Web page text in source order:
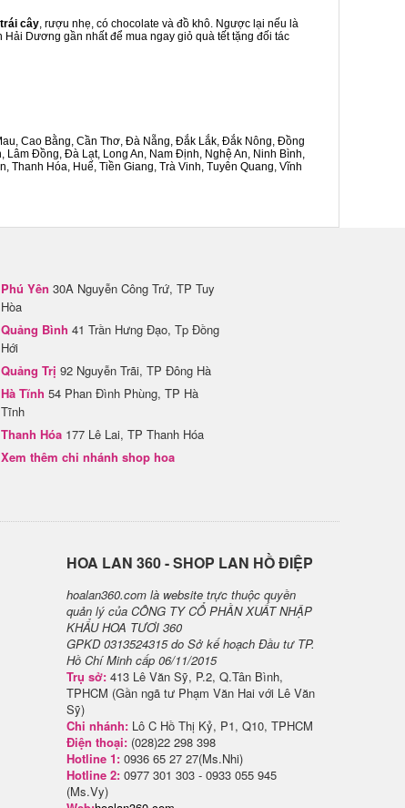
cây, rượu nhẹ, có chocolate và đồ khô. Ngược lại nếu là
Dương gần nhất để mua ngay giỏ quà tết tặng đối tác
Cao Bằng, Cần Thơ, Đà Nẵng, Đắk Lắk, Đắk Nông, Đồng
Lâm Đồng, Đà Lạt, Long An, Nam Định, Nghệ An, Ninh Bình,
Thanh Hóa, Huế, Tiền Giang, Trà Vinh, Tuyên Quang, Vĩnh
Phú Yên 30A Nguyễn Công Trứ, TP Tuy
Hòa
Quảng Bình 41 Trần Hưng Đạo, Tp Đồng
Hới
Quảng Trị 92 Nguyễn Trãi, TP Đông Hà
Hà Tĩnh 54 Phan Đình Phùng, TP Hà
Tĩnh
Thanh Hóa 177 Lê Lai, TP Thanh Hóa
Xem thêm chi nhánh shop hoa
H​OA LAN 360 - SHOP LAN HỒ ĐIỆP
hoalan360.com là website trực thuộc quyền
quản lý của CÔNG TY CỔ PHẦN XUẤT NHẬP
KHẨU HOA TƯƠI 360
GPKD 0313524315 do Sở kế hoạch Đầu tư TP.
Hồ Chí Minh cấp 06/11/2015
Trụ sở: 413 Lê Văn Sỹ, P.2, Q.Tân Bình,
TPHCM (Gần ngã tư Phạm Văn Hai với Lê Văn
Sỹ)
Chi nhánh: Lô C Hồ Thị Kỷ, P1, Q10, TPHCM
Điện thoại: (028)22 298 398
Hotline 1: 0936 65 27 27(Ms.Nhi)
Hotline 2: 0977 301 303 - 0933 055 945
(Ms.Vy)